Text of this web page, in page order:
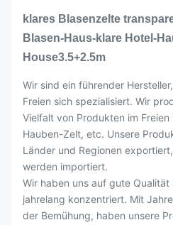
klares Blasenzelte
Blasen-Haus-klare Hotel-
House3.5+2.5m
Wir sind ein führender
Freien sich spezialisiert. Wir
Vielfalt von Produkten im Freien
Hauben-Zelt, etc. Unsere
Länder und Regionen
werden importiert.
Wir haben uns auf gute
jahrelang konzentriert. Mit
der Bemühung, haben unsere